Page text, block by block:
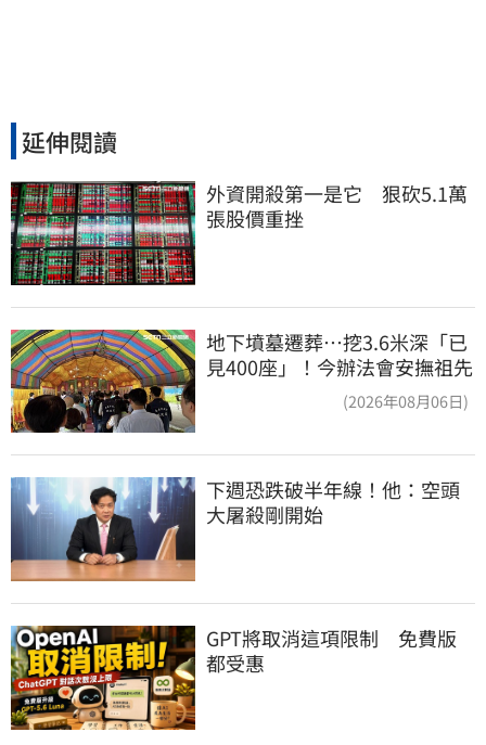
延伸閱讀
外資開殺第一是它　狠砍5.1萬
張股價重挫
地下墳墓遷葬…挖3.6米深「已
見400座」！今辦法會安撫祖先
(2026年08月06日)
下週恐跌破半年線！他：空頭
大屠殺剛開始
GPT將取消這項限制　免費版
都受惠